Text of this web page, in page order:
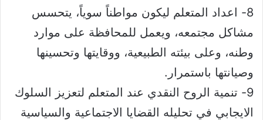
8- اعداد المتعلم ليكون مواطناً سوياً، يتحسس
مشاكل مجتمعه، ويعمل للمحافظة على موارد
وطنه، وعلى بيئته الطبيعية، ووقايتها وتحسينها
وصيانتها باستمرار.
9- تنمية الروح النقدي عند المتعلم لتعزيز السلوك
الايجابي في تحليله القضايا الاجتماعية والسياسية